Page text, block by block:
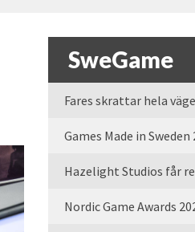
SweGame
Nordic Game Awards